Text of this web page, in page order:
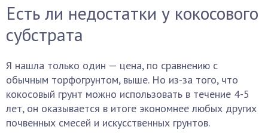
Есть ли недостатки у кокосового
субстрата
Я нашла только один — цена, по сравнению с
обычным торфогрунтом, выше. Но из-за того, что
кокосовый грунт можно использовать в течение 4-5
лет, он оказывается в итоге экономнее любых других
почвенных смесей и искусственных грунтов.